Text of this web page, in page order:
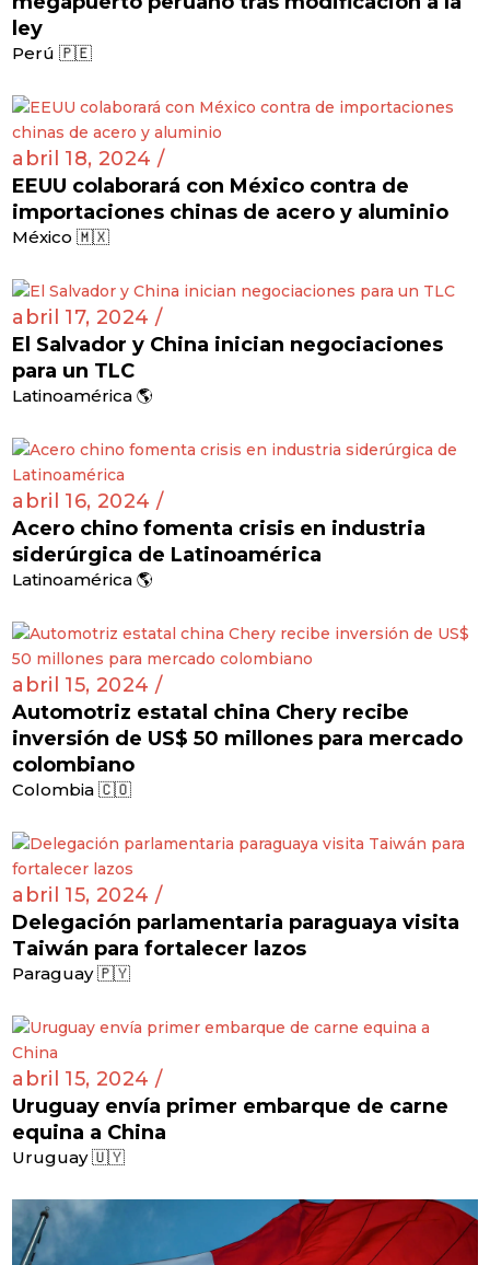
ley
Perú 🇵🇪
abril 18, 2024 /
EEUU colaborará con México contra de
importaciones chinas de acero y aluminio
México 🇲🇽
abril 17, 2024 /
El Salvador y China inician negociaciones
para un TLC
Latinoamérica 🌎
abril 16, 2024 /
Acero chino fomenta crisis en industria
siderúrgica de Latinoamérica
Latinoamérica 🌎
abril 15, 2024 /
Automotriz estatal china Chery recibe
inversión de US$ 50 millones para mercado
colombiano
Colombia 🇨🇴
abril 15, 2024 /
Delegación parlamentaria paraguaya visita
Taiwán para fortalecer lazos
Paraguay 🇵🇾
abril 15, 2024 /
Uruguay envía primer embarque de carne
equina a China
Uruguay 🇺🇾